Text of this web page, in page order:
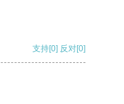
支持[0] 反对[0]